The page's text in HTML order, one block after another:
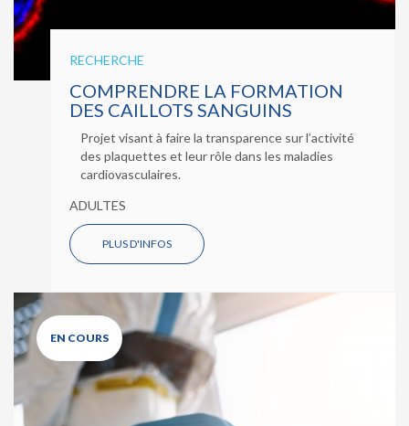
RECHERCHE
COMPRENDRE LA FORMATION
DES CAILLOTS SANGUINS
Projet visant à faire la transparence sur l’activité
des plaquettes et leur rôle dans les maladies
cardiovasculaires.
ADULTES
PLUS D'INFOS
EN COURS